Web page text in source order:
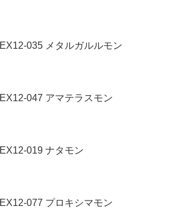
EX12-035 メタルガルルモン
EX12-047 アマテラスモン
EX12-019 ナタモン
EX12-077 プロキシマモン